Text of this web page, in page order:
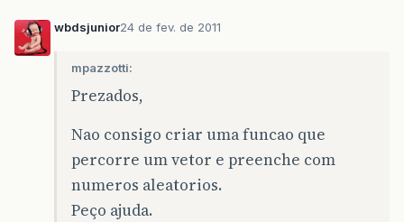
wbdsjunior24 de fev. de 2011
mpazzotti:
Prezados,
Nao consigo criar uma funcao que
percorre um vetor e preenche com
numeros aleatorios.
Peço ajuda.